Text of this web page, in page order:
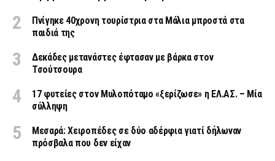
Πνίγηκε 40χρονη τουρίστρια στα Μάλια μπροστά στα
παιδιά της
Δεκάδες μετανάστες έφτασαν με βάρκα στον
Τσούτσουρα
17 φυτείες στον Μυλοπόταμο «ξερίζωσε» η ΕΛ.ΑΣ. – Μία
σύλληψη
Μεσαρά: Χειροπέδες σε δύο αδέρφια γιατί δήλωναν
πρόσβαλα που δεν είχαν